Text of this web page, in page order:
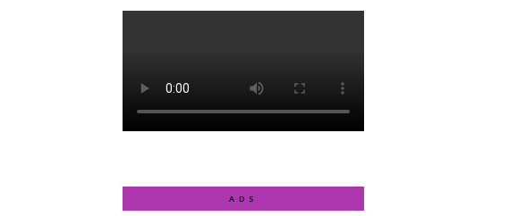
ADS